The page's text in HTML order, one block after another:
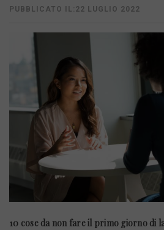
PUBBLICATO IL:22 LUGLIO 2022
10 cose da non fare il primo giorno di